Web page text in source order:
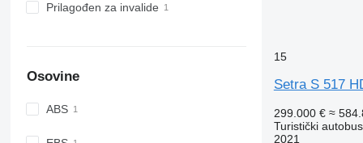
Prilagođen za invalide
Osovine
ABS
15
Setra S 517
299.000 € ≈
Turistički autobus
2021